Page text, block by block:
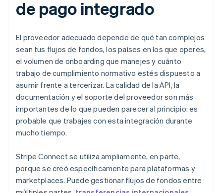
de pago integrado
El proveedor adecuado depende de qué tan complejos
sean tus flujos de fondos, los países en los que operes,
el volumen de onboarding que manejes y cuánto
trabajo de cumplimiento normativo estés dispuesto a
asumir frente a tercerizar. La calidad de la API, la
documentación y el soporte del proveedor son más
importantes de lo que pueden parecer al principio: es
probable que trabajes con esta integración durante
mucho tiempo.
Stripe Connect se utiliza ampliamente, en parte,
porque se creó específicamente para plataformas y
marketplaces. Puede gestionar flujos de fondos entre